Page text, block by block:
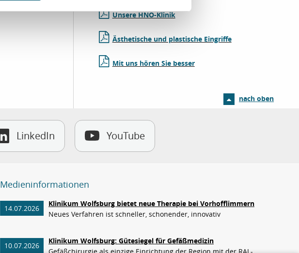
Unsere HNO-Klinik
Ästhetische und plastische Eingriffe
Mit uns hören Sie besser
nach oben
LinkedIn YouTube
Medieninformationen
14.07.2026
Klinikum Wolfsburg bietet neue Therapie bei Vorhofflimmern
Neues Verfahren ist schneller, schonender, innovativ
10.07.2026
Klinikum Wolfsburg: Gütesiegel für Gefäßmedizin
Gefäßchirurgie als einzige Einrichtung der Region mit der RAL-